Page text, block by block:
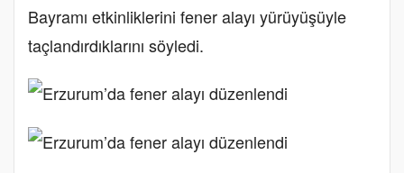
Bayramı etkinliklerini fener alayı yürüyüşüyle
taçlandırdıklarını söyledi.